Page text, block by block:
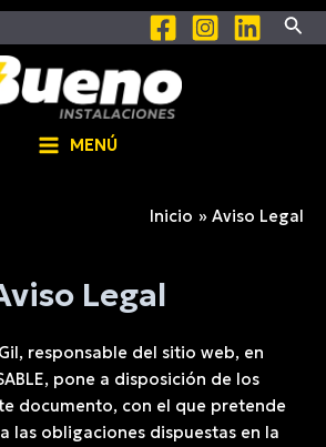
MENÚ
Inicio Aviso Legal
Legal
responsable del sitio web, en
pone a disposición de los
documento, con el que pretende
las obligaciones dispuestas en la